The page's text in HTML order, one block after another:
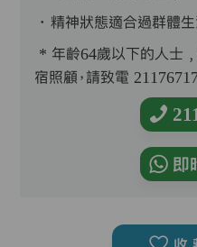
．精神狀態適合過群體生
* 年齡64歲以下的人士
宿照顧，請致電
即